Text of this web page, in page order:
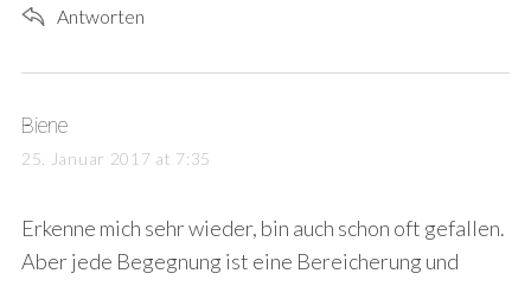
Antworten
s
a
s
:
Biene
25. Januar 2017 at 7:35
Erkenne mich sehr wieder, bin auch schon oft gefallen.
Aber jede Begegnung ist eine Bereicherung und